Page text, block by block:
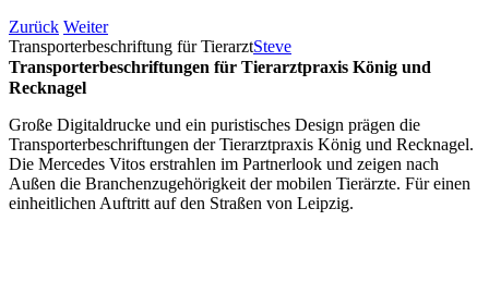
Zurück Weiter
Transporterbeschriftung für TierarztSteve
Transporterbeschriftungen für Tierarztpraxis König und
Recknagel
Große Digitaldrucke und ein puristisches Design prägen die
Transporterbeschriftungen der Tierarztpraxis König und Recknagel.
Die Mercedes Vitos erstrahlen im Partnerlook und zeigen nach
Außen die Branchenzugehörigkeit der mobilen Tierärzte. Für einen
einheitlichen Auftritt auf den Straßen von Leipzig.